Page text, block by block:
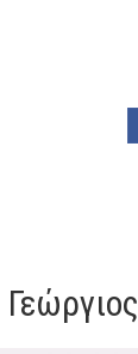
Γεώργιος